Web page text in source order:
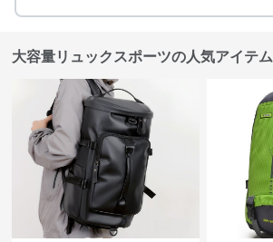
大容量リュックスポーツの人気アイテム